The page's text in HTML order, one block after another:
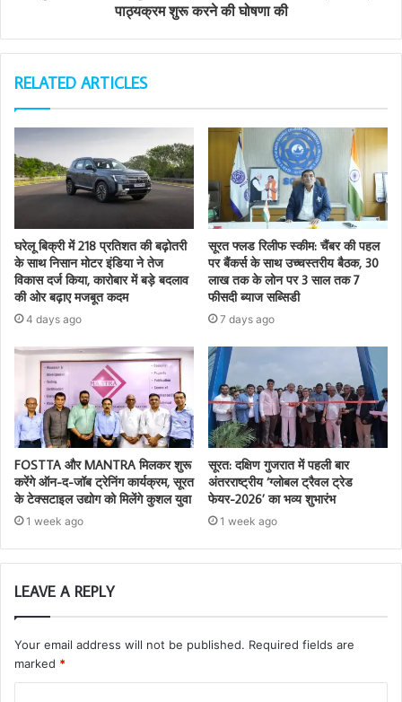
पाठ्यक्रम शुरू करने की घोषणा की
RELATED ARTICLES
घरेलू बिक्री में 218 प्रतिशत की बढ़ोतरी
के साथ निसान मोटर इंडिया ने तेज
विकास दर्ज किया, कारोबार में बड़े बदलाव
की ओर बढ़ाए मजबूत कदम
4 days ago
सूरत फ्लड रिलीफ स्कीम: चैंबर की पहल
पर बैंकर्स के साथ उच्चस्तरीय बैठक, 30
लाख तक के लोन पर 3 साल तक 7
फीसदी ब्याज सब्सिडी
7 days ago
FOSTTA और MANTRA मिलकर शुरू
करेंगे ऑन-द-जॉब ट्रेनिंग कार्यक्रम, सूरत
के टेक्सटाइल उद्योग को मिलेंगे कुशल युवा
1 week ago
सूरत: दक्षिण गुजरात में पहली बार
अंतरराष्ट्रीय ‘ग्लोबल ट्रैवल ट्रेड
फेयर-2026’ का भव्य शुभारंभ
1 week ago
LEAVE A REPLY
Your email address will not be published. Required fields are
marked *